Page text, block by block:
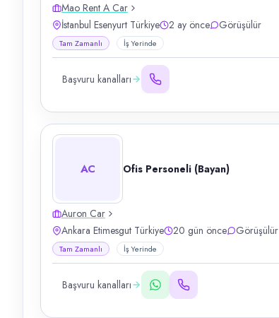
Mao Rent A Car
İstanbul Esenyurt Türkiye
2 ay önce Görüşülür
Tam Zamanlı İş Yerinde
Başvuru kanalları
AC Ofis Personeli (Bayan)
Auron Car
Ankara Etimesgut Türkiye
20 gün önce Görüşülür
Tam Zamanlı İş Yerinde
Başvuru kanalları